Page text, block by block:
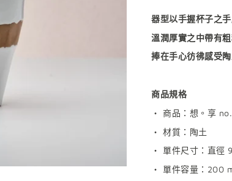
器型以手握杯子之
溫潤厚實之中帶有粗
捧在手心彷彿感受
商品規格
‧ 商品：想。享
‧ 材質：陶土
‧
單件尺寸：直徑
‧
單件容量： 200